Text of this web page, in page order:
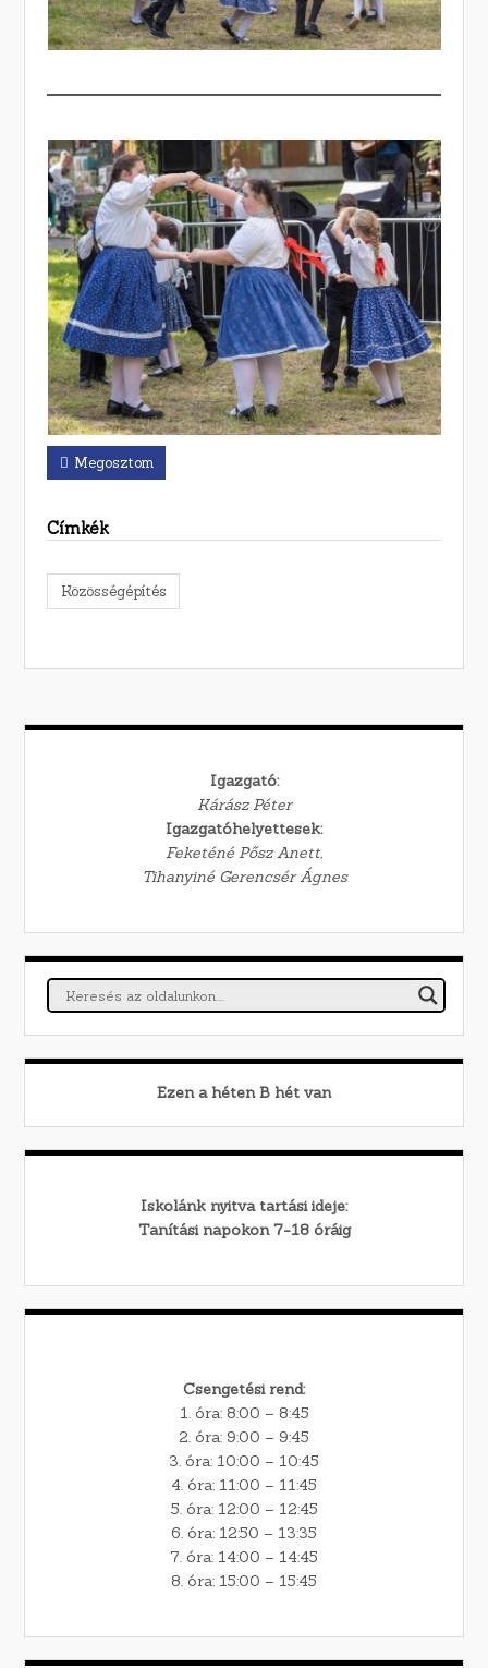
Megosztom
Címkék
Közösségépítés
Igazgató:
Kárász Péter
Igazgatóhelyettesek:
Feketéné Pősz Anett,
Tihanyiné Gerencsér Ágnes
Ezen a héten B hét van
Iskolánk nyitva tartási ideje:
Tanítási napokon 7-18 óráig
Csengetési rend:
1. óra: 8:00 – 8:45
2. óra: 9:00 – 9:45
3. óra: 10:00 – 10:45
4. óra: 11:00 – 11:45
5. óra: 12:00 – 12:45
6. óra: 12:50 – 13:35
7. óra: 14:00 – 14:45
8. óra: 15:00 – 15:45